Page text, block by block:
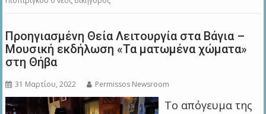
Προηγιασμένη Θεία Λειτουργία στα Βάγια –
Μουσική εκδήλωση «Τα ματωμένα χώματα»
στη Θήβα
31 Μαρτίου, 2022 Permissos Newsroom
Το απόγευμα της